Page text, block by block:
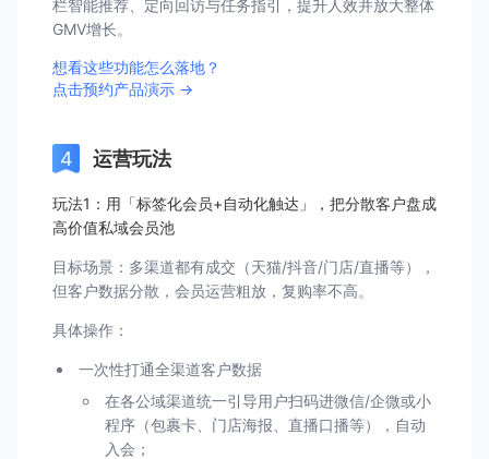
栏智能推荐、定向回访与任务指引，提升人效并放大整体
GMV增长。
想看这些功能怎么落地？
点击预约产品演示 →
运营玩法
玩法1：用「标签化会员+自动化触达」，把分散客户盘成
高价值私域会员池
目标场景：多渠道都有成交（天猫/抖音/门店/直播等），
但客户数据分散，会员运营粗放，复购率不高。
具体操作：
一次性打通全渠道客户数据
在各公域渠道统一引导用户扫码进微信/企微或小
程序（包裹卡、门店海报、直播口播等），自动
入会；